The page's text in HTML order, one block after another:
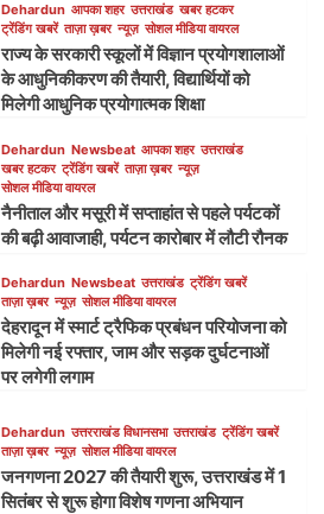
Dehardun आपका शहर उत्तराखंड खबर हटकर
ट्रेंडिंग खबरें ताज़ा ख़बर न्यूज़ सोशल मीडिया वायरल
राज्य के सरकारी स्कूलों में विज्ञान प्रयोगशालाओं
के आधुनिकीकरण की तैयारी, विद्यार्थियों को
मिलेगी आधुनिक प्रयोगात्मक शिक्षा
Dehardun Newsbeat आपका शहर उत्तराखंड
खबर हटकर ट्रेंडिंग खबरें ताज़ा ख़बर न्यूज़
सोशल मीडिया वायरल
नैनीताल और मसूरी में सप्ताहांत से पहले पर्यटकों
की बढ़ी आवाजाही, पर्यटन कारोबार में लौटी रौनक
Dehardun Newsbeat उत्तराखंड ट्रेंडिंग खबरें
ताज़ा ख़बर न्यूज़ सोशल मीडिया वायरल
देहरादून में स्मार्ट ट्रैफिक प्रबंधन परियोजना को
मिलेगी नई रफ्तार, जाम और सड़क दुर्घटनाओं
पर लगेगी लगाम
Dehardun उत्तरराखंड विधानसभा उत्तराखंड ट्रेंडिंग खबरें
ताज़ा ख़बर न्यूज़ सोशल मीडिया वायरल
जनगणना 2027 की तैयारी शुरू, उत्तराखंड में 1
सितंबर से शुरू होगा विशेष गणना अभियान